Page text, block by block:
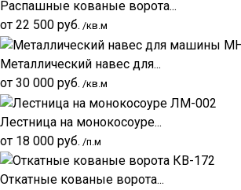
Распашные кованые ворота...
от 22 500 руб. /кв.м
Металлический навес для...
от 30 000 руб. /кв.м
Лестница на монокосоуре...
от 18 000 руб. /п.м
Откатные кованые ворота...